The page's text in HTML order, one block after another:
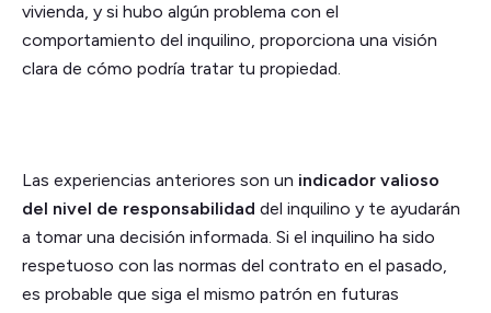
vivienda, y si hubo algún problema con el
comportamiento del inquilino, proporciona una visión
clara de cómo podría tratar tu propiedad.
Las experiencias anteriores son un indicador valioso
del nivel de responsabilidad del inquilino y te ayudarán
a tomar una decisión informada. Si el inquilino ha sido
respetuoso con las normas del contrato en el pasado,
es probable que siga el mismo patrón en futuras